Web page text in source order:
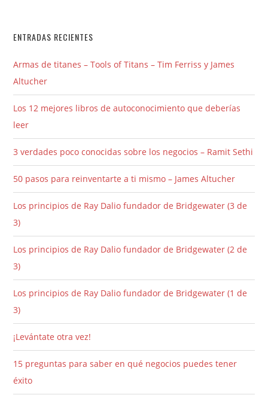
ENTRADAS RECIENTES
Armas de titanes – Tools of Titans – Tim Ferriss y James
Altucher
Los 12 mejores libros de autoconocimiento que deberías
leer
3 verdades poco conocidas sobre los negocios – Ramit Sethi
50 pasos para reinventarte a ti mismo – James Altucher
Los principios de Ray Dalio fundador de Bridgewater (3 de
3)
Los principios de Ray Dalio fundador de Bridgewater (2 de
3)
Los principios de Ray Dalio fundador de Bridgewater (1 de
3)
¡Levántate otra vez!
15 preguntas para saber en qué negocios puedes tener
éxito